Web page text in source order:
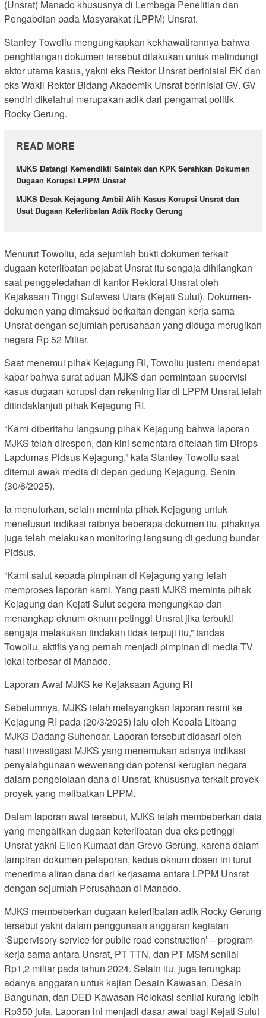
(Unsrat) Manado khususnya di Lembaga Penelitian dan
Pengabdian pada Masyarakat (LPPM) Unsrat.
Stanley Towoliu mengungkapkan kekhawatirannya bahwa
penghilangan dokumen tersebut dilakukan untuk melindungi
aktor utama kasus, yakni eks Rektor Unsrat berinisial EK dan
eks Wakil Rektor Bidang Akademik Unsrat berinisial GV. GV
sendiri diketahui merupakan adik dari pengamat politik
Rocky Gerung.
READ MORE
MJKS Datangi Kemendikti Saintek dan KPK Serahkan Dokumen
Dugaan Korupsi LPPM Unsrat
MJKS Desak Kejagung Ambil Alih Kasus Korupsi Unsrat dan
Usut Dugaan Keterlibatan Adik Rocky Gerung
Menurut Towoliu, ada sejumlah bukti dokumen terkait
dugaan keterlibatan pejabat Unsrat itu sengaja dihilangkan
saat penggeledahan di kantor Rektorat Unsrat oleh
Kejaksaan Tinggi Sulawesi Utara (Kejati Sulut). Dokumen-
dokumen yang dimaksud berkaitan dengan kerja sama
Unsrat dengan sejumlah perusahaan yang diduga merugikan
negara Rp 52 Miliar.
Saat menemui pihak Kejagung RI, Towoliu justeru mendapat
kabar bahwa surat aduan MJKS dan permintaan supervisi
kasus dugaan korupsi dan rekening liar di LPPM Unsrat telah
ditindaklanjuti pihak Kejagung RI.
“Kami diberitahu langsung pihak Kejagung bahwa laporan
MJKS telah direspon, dan kini sementara ditelaah tim Dirops
Lapdumas Pidsus Kejagung,” kata Stanley Towoliu saat
ditemui awak media di depan gedung Kejagung, Senin
(30/6/2025).
Ia menuturkan, selain meminta pihak Kejagung untuk
menelusuri indikasi raibnya beberapa dokumen itu, pihaknya
juga telah melakukan monitoring langsung di gedung bundar
Pidsus.
“Kami salut kepada pimpinan di Kejagung yang telah
memproses laporan kami. Yang pasti MJKS meminta pihak
Kejagung dan Kejati Sulut segera mengungkap dan
menangkap oknum-oknum petinggi Unsrat jika terbukti
sengaja melakukan tindakan tidak terpuji itu,” tandas
Towoliu, aktifis yang pernah menjadi pimpinan di media TV
lokal terbesar di Manado.
Laporan Awal MJKS ke Kejaksaan Agung RI
Sebelumnya, MJKS telah melayangkan laporan resmi ke
Kejagung RI pada (20/3/2025) lalu oleh Kepala Litbang
MJKS Dadang Suhendar. Laporan tersebut didasari oleh
hasil investigasi MJKS yang menemukan adanya indikasi
penyalahgunaan wewenang dan potensi kerugian negara
dalam pengelolaan dana di Unsrat, khususnya terkait proyek-
proyek yang melibatkan LPPM.
Dalam laporan awal tersebut, MJKS telah membeberkan data
yang mengaitkan dugaan keterlibatan dua eks petinggi
Unsrat yakni Ellen Kumaat dan Grevo Gerung, karena dalam
lampiran dokumen pelaporan, kedua oknum dosen ini turut
menerima aliran dana dari kerjasama antara LPPM Unsrat
dengan sejumlah Perusahaan di Manado.
MJKS membeberkan dugaan keterlibatan adik Rocky Gerung
tersebut yakni dalam penggunaan anggaran kegiatan
‘Supervisory service for public road construction’ – program
kerja sama antara Unsrat, PT TTN, dan PT MSM senilai
Rp1,2 miliar pada tahun 2024. Selain itu, juga terungkap
adanya anggaran untuk kajian Desain Kawasan, Desain
Bangunan, dan DED Kawasan Relokasi senilai kurang lebih
Rp350 juta. Laporan ini menjadi dasar awal bagi Kejati Sulut